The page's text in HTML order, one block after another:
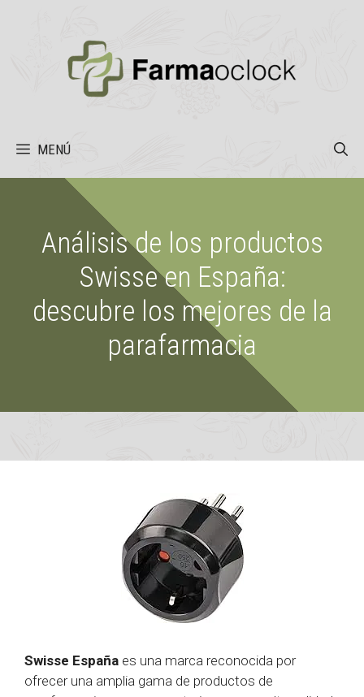
MENÚ
Análisis de los productos
Swisse en España:
descubre los mejores de la
parafarmacia
Swisse España es una marca reconocida por
ofrecer una amplia gama de productos de